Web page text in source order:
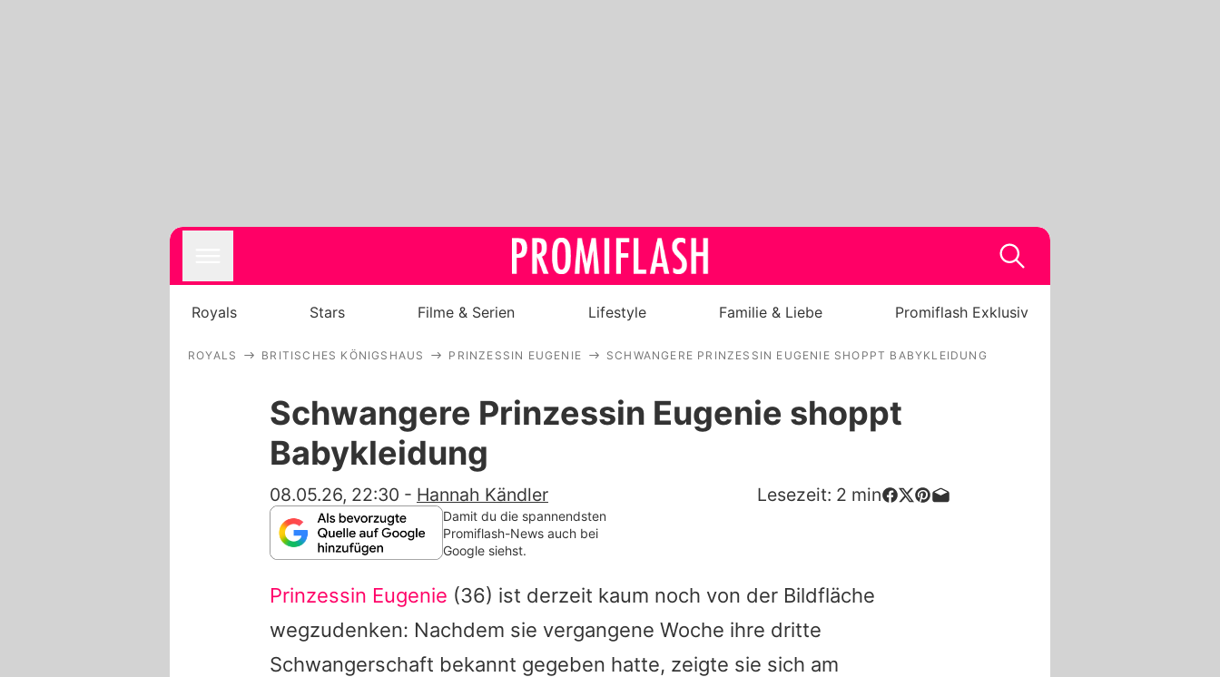
Royals
Stars
Familie & Liebe
Royals Stars Filme & Serien Lifestyle Familie & Liebe Promiflash Exklusiv
ROYALS BRITISCHES KÖNIGSHAUS PRINZESSIN EUGENIE SCHWANGERE PRINZESSIN EUGENIE SHOPPT BABYKLEIDUNG
Schwangere Prinzessin Eugenie shoppt
Babykleidung
08.05.26, 22:30 - Hannah Kändler Lesezeit: 2 min
Damit du die spannendsten
Promiflash-News auch bei
Google siehst.
Prinzessin Eugenie (36) ist derzeit kaum noch von der Bildfläche
wegzudenken: Nachdem sie vergangene Woche ihre dritte
Schwangerschaft bekannt gegeben hatte, zeigte sie sich am